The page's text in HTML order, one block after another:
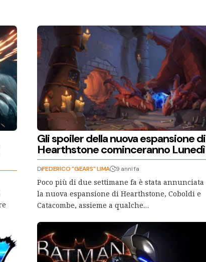
Gli spoiler della nuova espansione di
Hearthstone cominceranno Lunedì
DiFEDERICO "GEARS" LIMA 9 anni fa
Poco più di due settimane fa è stata annunciata
la nuova espansione di Hearthstone, Coboldi e
Catacombe, assieme a qualche…